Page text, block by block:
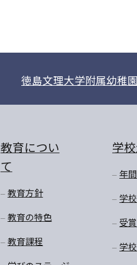
徳島文理大学附属幼稚園
教育につい
て
教育方針
教育の特色
教育課程
学
年
学
受
学